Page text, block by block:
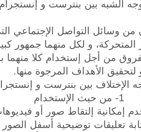
وسائل التواصل الإجتماعي
و لكل منهما جمهور
من أجل إستخدام كلا منهما
لتحقيق الأهداف المرجوة منها.
1- من حيث الإستخدام
إمكانية إلتقاط صور أو
تعليقات توضيحية أسفل